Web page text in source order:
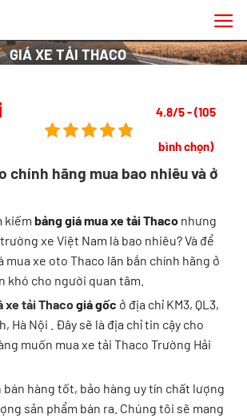
GIÁ XE TẢI THACO
4.8/5 - (105
bình chọn)
chính hãng mua bao nhiêu và ở
kiếm bảnggiá mua xe tải Thaco nhưng
xe Việt Nam là bao nhiêu? Và để
mua xe oto Thaco lăn bắn chính hãng ở
khó cho người quan tâm.
xe tải Thacogiá gốc ở địa chỉ KM3, QL3,
Hà Nội . Đây sẽ là địa chỉ tin cậy cho
muốn mua xe tải Thaco Trường Hải
bán hàng tốt, bảo hàng uy tín chất lượng
sản phẩm bán ra. Chúng tôi sẽ mang